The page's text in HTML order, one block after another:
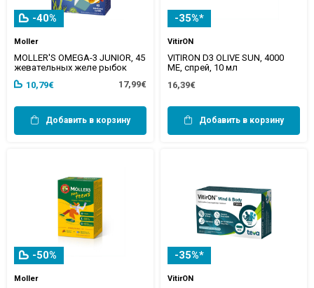
-40%
Moller
MOLLER'S OMEGA-3 JUNIOR, 45
жевательных желе рыбок
10,79€
17,99€
Добавить в корзину
-35%*
VitirON
VITIRON D3 OLIVE SUN, 4000
МЕ, спрей, 10 мл
16,39€
Добавить в корзину
-50%
Moller
-35%*
VitirON